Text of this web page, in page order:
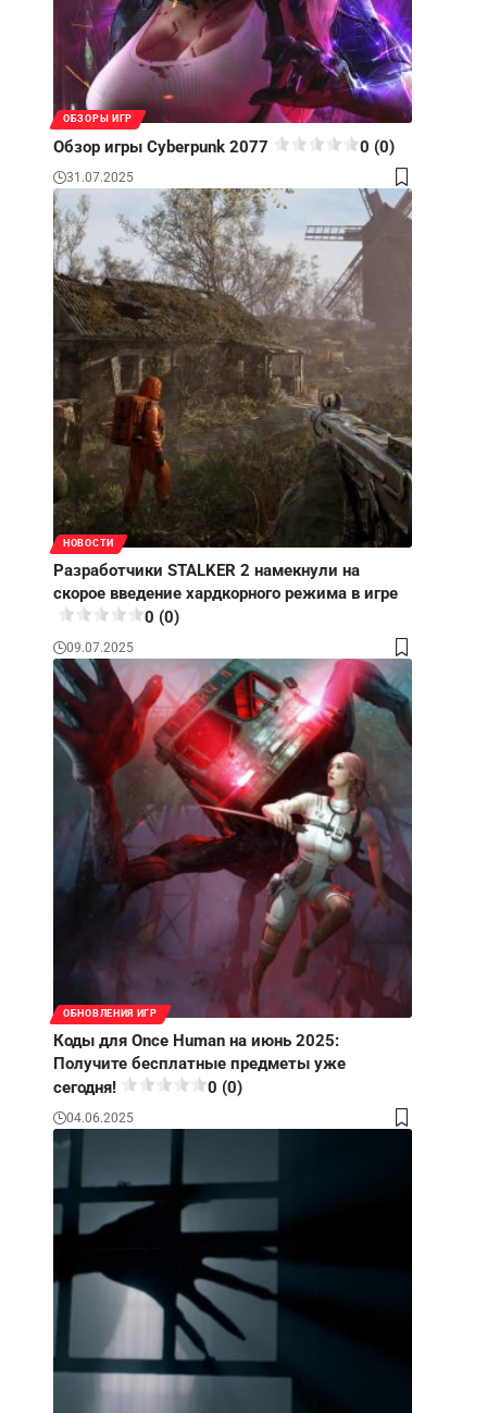
ОБЗОРЫ ИГР
Обзор игры Cyberpunk 2077 0 (0)
31.07.2025
НОВОСТИ
Разработчики STALKER 2 намекнули на
скорое введение хардкорного режима в игре
0 (0)
09.07.2025
ОБНОВЛЕНИЯ ИГР
Коды для Once Human на июнь 2025:
Получите бесплатные предметы уже
сегодня!
0 (0)
04.06.2025